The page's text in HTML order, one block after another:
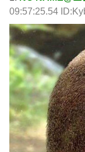
09:57:25.54